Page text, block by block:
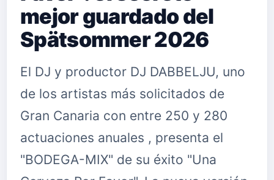
mejor guardado del
Spätsommer 2026
El DJ y productor DJ DABBELJU, uno
de los artistas más solicitados de
Gran Canaria con entre 250 y 280
actuaciones anuales , presenta el
"BODEGA-MIX" de su éxito "Una